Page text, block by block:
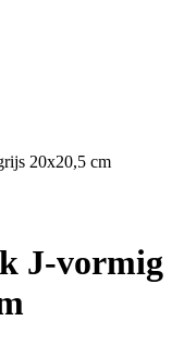
20x20,5 cm
J-vormig